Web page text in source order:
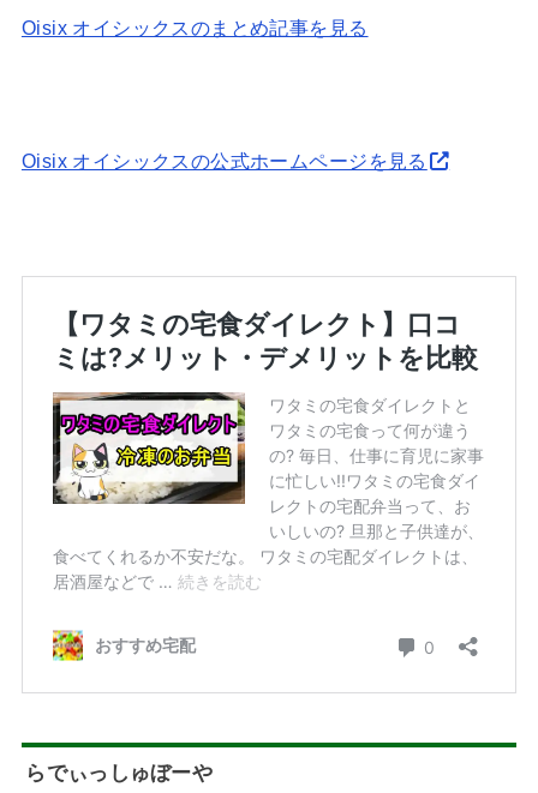
Oisix オイシックスのまとめ記事を見る
Oisix オイシックスの公式ホームページを見る
らでぃっしゅぼーや